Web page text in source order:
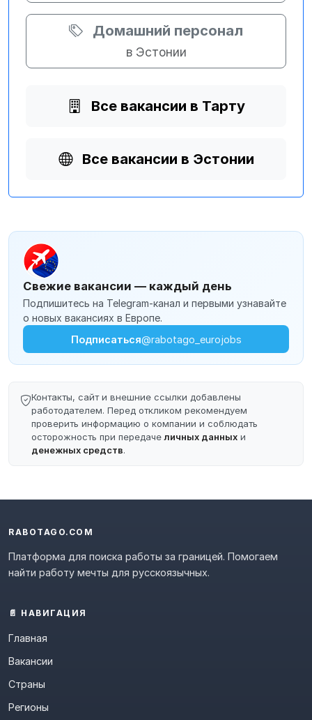
Домашний персонал
в Эстонии
Все вакансии в Тарту
Все вакансии в Эстонии
Свежие вакансии — каждый день
Подпишитесь на Telegram-канал и первыми узнавайте
о новых вакансиях в Европе.
Подписаться@rabotago_eurojobs
Контакты, сайт и внешние ссылки добавлены
работодателем. Перед откликом рекомендуем
проверить информацию о компании и соблюдать
осторожность при передачеличных данных и
денежных средств.
RABOTAGO.COM
Платформа для поиска работы за границей. Помогаем
найти работу мечты для русскоязычных.
📄 НАВИГАЦИЯ
Главная
Вакансии
Страны
Регионы